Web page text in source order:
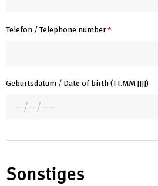
Telefon / Telephone number*
Geburtsdatum / Date of birth (TT.MM.JJJJ)
Sonstiges